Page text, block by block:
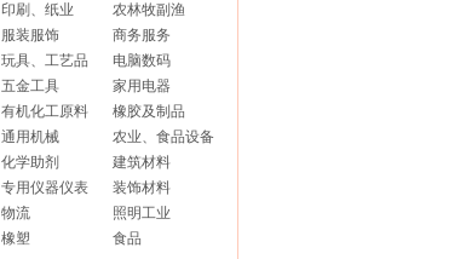
印刷、纸业
农林牧副渔
服装服饰
商务服务
玩具、工艺品
电脑数码
五金工具
家用电器
有机化工原料
橡胶及制品
通用机械
农业、食品设备
化学助剂
建筑材料
专用仪器仪表
装饰材料
物流
照明工业
橡塑
食品